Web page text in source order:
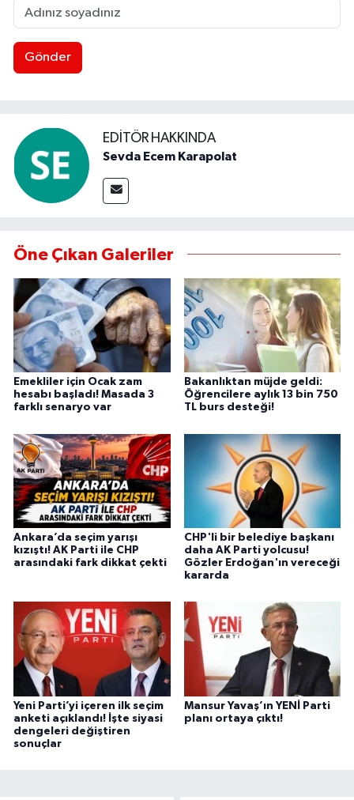
Gönder
EDITÖR HAKKINDA
Sevda Ecem Karapolat
Öne Çıkan Galeriler
Emekliler için Ocak zam
hesabı başladı! Masada 3
farklı senaryo var
Bakanlıktan müjde geldi:
Öğrencilere aylık 13 bin 750
TL burs desteği!
Ankara’da seçim yarışı
kızıştı! AK Parti ile CHP
arasındaki fark dikkat çekti
CHP'li bir belediye başkanı
daha AK Parti yolcusu!
Gözler Erdoğan'ın vereceği
kararda
Yeni Parti’yi içeren ilk seçim
anketi açıklandı! İşte siyasi
dengeleri değiştiren
sonuçlar
Mansur Yavaş’ın YENİ Parti
planı ortaya çıktı!